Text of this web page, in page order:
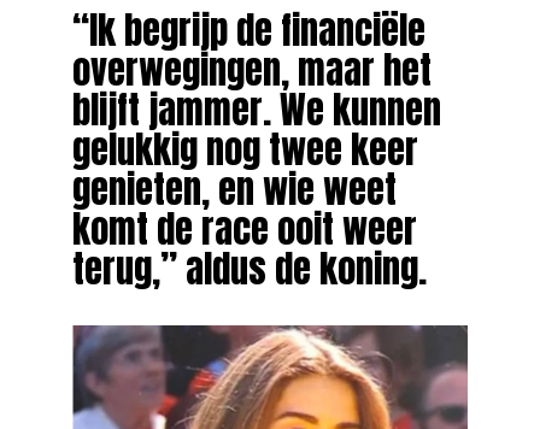
“Ik begrijp de financiële
overwegingen, maar het
blijft jammer. We kunnen
gelukkig nog twee keer
genieten, en wie weet
komt de race ooit weer
terug,” aldus de koning.